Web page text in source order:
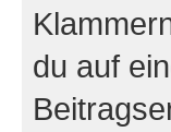
du auf